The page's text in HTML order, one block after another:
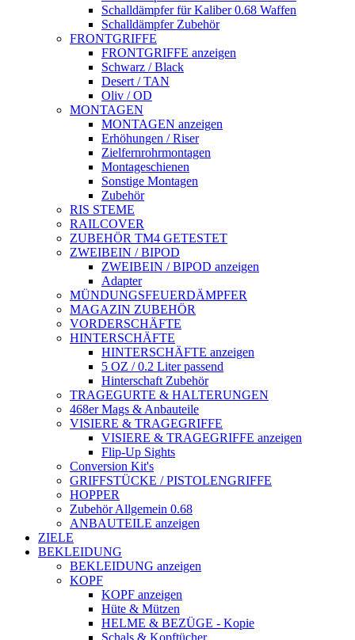
Schalldämpfer für Kaliber 0.68 Waffen
Schalldämpfer Zubehör
FRONTGRIFFE
FRONTGRIFFE anzeigen
Schwarz / Black
Desert / TAN
Oliv / OD
MONTAGEN
MONTAGEN anzeigen
Erhöhungen / Riser
Zielfernrohrmontagen
Montageschienen
Sonstige Montagen
Zubehör
RIS STEME
RAILCOVER
ZUBEHÖR TM4 GETESTET
ZWEIBEIN / BIPOD
ZWEIBEIN / BIPOD anzeigen
Adapter
MÜNDUNGSFEUERDÄMPFER
MAGAZIN ZUBEHÖR
VORDERSCHÄFTE
HINTERSCHÄFTE
HINTERSCHÄFTE anzeigen
5 OZ / 0.2 Liter passend
Hinterschaft Zubehör
TRAGEGURTE & HALTERUNGEN
468er Mags & Anbauteile
VISIERE & TRAGEGRIFFE
VISIERE & TRAGEGRIFFE anzeigen
Flip-Up Sights
Conversion Kit's
GRIFFSTÜCKE / PISTOLENGRIFFE
HOPPER
Zubehör Allgemein 0.68
ANBAUTEILE anzeigen
ZIELE
BEKLEIDUNG
BEKLEIDUNG anzeigen
KOPF
KOPF anzeigen
Hüte & Mützen
HELME & BEZÜGE - Kopie
Schals & Kopftücher